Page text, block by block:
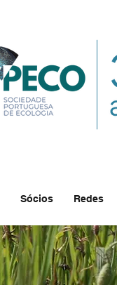
Sócios Redes